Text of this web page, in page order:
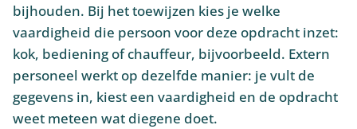
bijhouden. Bij het toewijzen kies je welke
vaardigheid die persoon voor deze opdracht inzet:
kok, bediening of chauffeur, bijvoorbeeld. Extern
personeel werkt op dezelfde manier: je vult de
gegevens in, kiest een vaardigheid en de opdracht
weet meteen wat diegene doet.